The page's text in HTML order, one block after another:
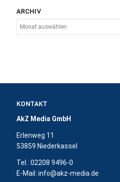
ARCHIV
KONTAKT
AkZ Media GmbH
Erlenweg 11
53859 Niederkassel
Tel.: 02208 9496-0
E-Mail: info@akz-media.de